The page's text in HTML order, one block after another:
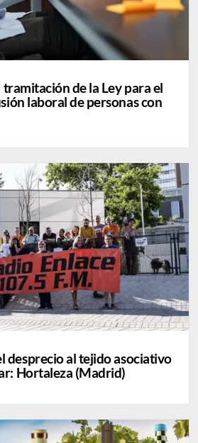
tramitación de la Ley para el
laboral de personas con
desprecio al tejido asociativo
Hortaleza (Madrid)